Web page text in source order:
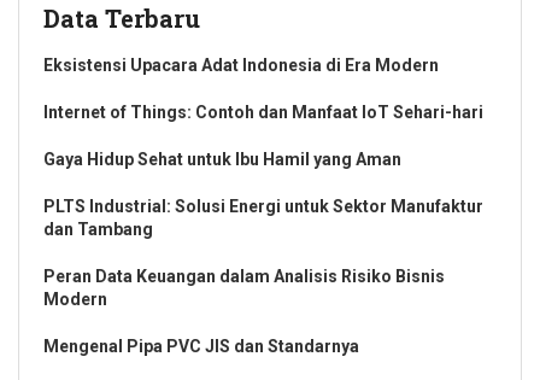
Data Terbaru
Eksistensi Upacara Adat Indonesia di Era Modern
Internet of Things: Contoh dan Manfaat IoT Sehari-hari
Gaya Hidup Sehat untuk Ibu Hamil yang Aman
PLTS Industrial: Solusi Energi untuk Sektor Manufaktur
dan Tambang
Peran Data Keuangan dalam Analisis Risiko Bisnis
Modern
Mengenal Pipa PVC JIS dan Standarnya